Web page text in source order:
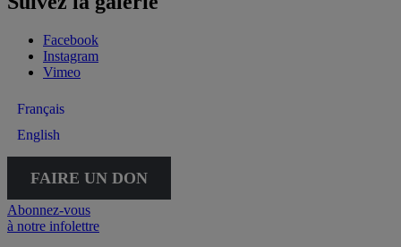
Facebook
Instagram
Vimeo
Français
English
FAIRE UN DON
Abonnez-vous
à notre infolettre